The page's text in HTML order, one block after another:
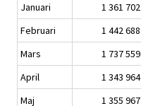
Januari
1 361 702
Februari
1 442 688
Mars
1 737 559
April
1 343 964
Maj
1 355 967